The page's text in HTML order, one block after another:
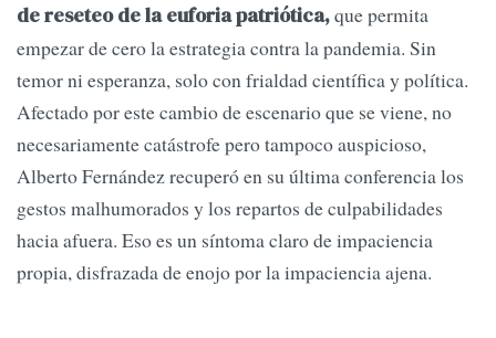
de reseteo de la euforia patriótica,que permita
empezar de cero la estrategia contra la pandemia. Sin
temor ni esperanza, solo con frialdad científica y política.
Afectado por este cambio de escenario que se viene, no
necesariamente catástrofe pero tampoco auspicioso,
Alberto Fernández recuperó en su última conferencia los
gestos malhumorados y los repartos de culpabilidades
hacia afuera. Eso es un síntoma claro de impaciencia
propia, disfrazada de enojo por la impaciencia ajena.